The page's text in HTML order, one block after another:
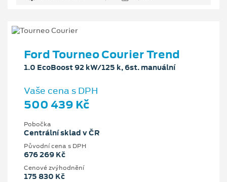
Ford Tourneo Courier Trend
1.0 EcoBoost 92 kW/125 k, 6st. manuální
Vaše cena s DPH
500 439 Kč
Pobočka
Centrální sklad v ČR
Původní cena s DPH
676 269 Kč
Cenové zvýhodnění
175 830 Kč